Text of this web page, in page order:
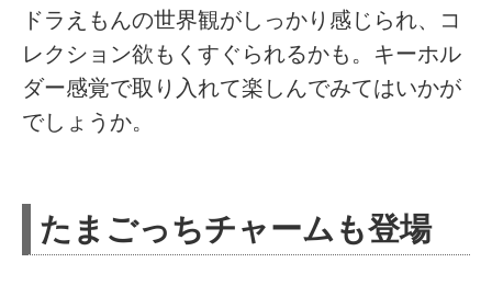
ドラえもんの世界観がしっかり感じられ、コ
レクション欲もくすぐられるかも。キーホル
ダー感覚で取り入れて楽しんでみてはいかが
でしょうか。
たまごっちチャームも登場